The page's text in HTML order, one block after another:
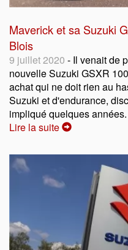
Maverick et sa Suzuki
Blois
9 juillet 2020 - Il venait de
nouvelle Suzuki GSXR
achat qui ne doit rien au
Suzuki et d'endurance,
impliqué quelques
Lire la suite